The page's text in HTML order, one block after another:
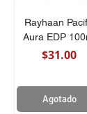
Rayhaan
Aura EDP
Precio
$31.00
Agotado